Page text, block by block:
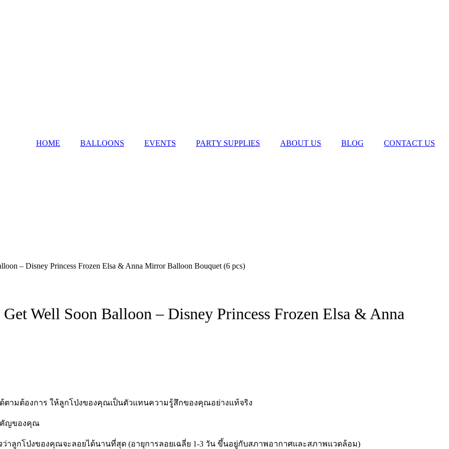
HOME BALLOONS EVENTS PARTY SUPPLIES ABOUT US BLOG CONTACT US
– Disney Princess Frozen Elsa & Anna Mirror Balloon Bouquet (6 pcs)
Well Soon Balloon – Disney Princess Frozen Elsa & Anna
ตามต้องการ ให้ลูกโป่งของคุณเป็นตัวแทนความรู้สึกของคุณอย่างแท้จริง
คัญของคุณ
าลูกโป่งของคุณจะลอยได้นานที่สุด (อายุการลอยเฉลี่ย 1-3 วัน ขึ้นอยู่กับสภาพอากาศและสภาพแวดล้อม)